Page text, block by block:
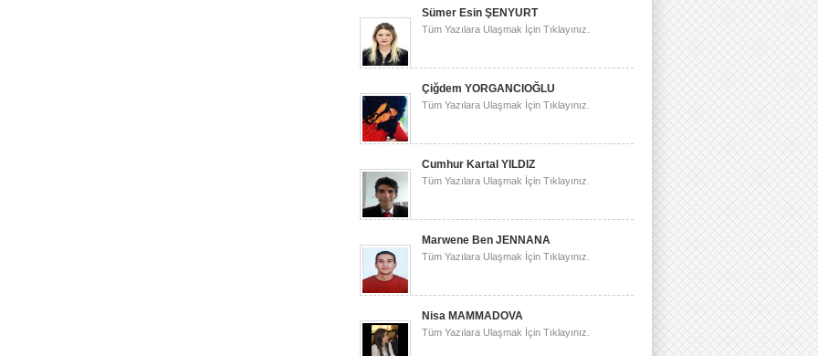
Sümer Esin ŞENYURT
Tüm Yazılara Ulaşmak İçin Tıklayınız.
Çiğdem YORGANCIOĞLU
Tüm Yazılara Ulaşmak İçin Tıklayınız.
Cumhur Kartal YILDIZ
Tüm Yazılara Ulaşmak İçin Tıklayınız.
Marwene Ben JENNANA
Tüm Yazılara Ulaşmak İçin Tıklayınız.
Nisa MAMMADOVA
Tüm Yazılara Ulaşmak İçin Tıklayınız.